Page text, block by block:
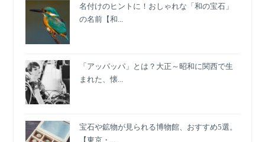
名付けのヒントに！おしゃれな「和の宝石」
の名前【和...
「アッパッパ」とは？大正～昭和に関西で生
まれた、懐...
宝石や鉱物が見られる博物館、おすすめ5選。
【東京・...